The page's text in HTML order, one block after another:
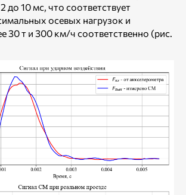
до 10 мс, что соответствует
осевых нагрузок и
30 т и 300 км/ч соответственно (рис.